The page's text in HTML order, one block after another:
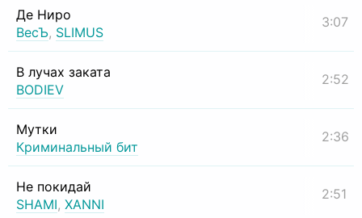
Де Ниро
ВесЪ, SLIMUS
3:07
В лучах заката
BODIEV
2:52
Мутки
Криминальный бит
2:36
Не покидай
SHAMI, XANNI
2:51